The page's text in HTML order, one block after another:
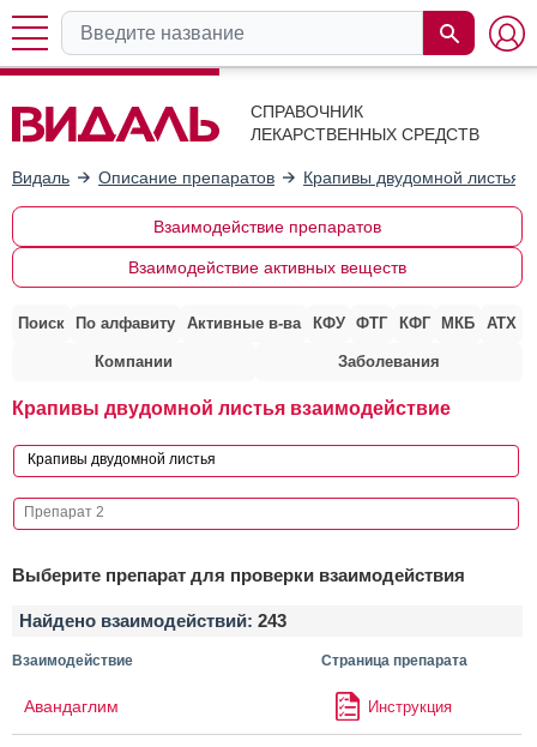
СПРАВОЧНИК
ЛЕКАРСТВЕННЫХ СРЕДСТВ
Видаль Описание препаратов Крапивы двудомной листья
Взаимодействие препаратов
Взаимодействие активных веществ
Поиск По алфавиту Активные в-ва КФУ ФТГ КФГ МКБ АТХ
Компании Заболевания
Крапивы двудомной листья взаимодействие
Выберите препарат для проверки взаимодействия
Найдено взаимодействий: 243
Взаимодействие Страница препарата
Авандаглим Инструкция